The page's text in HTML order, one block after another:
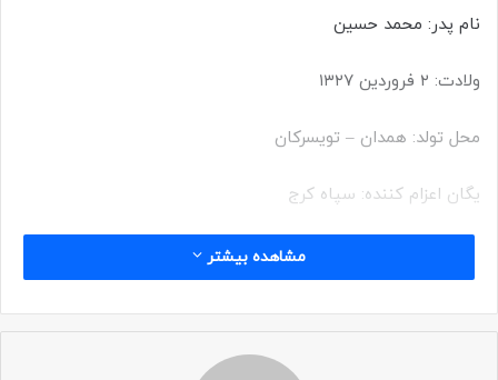
نام پدر: محمد حسین
ولادت: ۲ فروردین ۱۳۲۷
محل تولد: همدان – تویسرکان
یگان اعزام کننده: سپاه کرج
محل شهادت: ماؤوت – قمیش
مشاهده بیشتر